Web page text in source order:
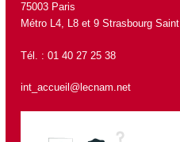
75003 Paris
Métro L4, L8 et 9 Strasbourg
Tél. : 01 40 27 25 38
int_accueil@lecnam.net